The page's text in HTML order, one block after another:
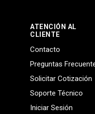
ATENCIÓN AL
CLIENTE
Contacto
Preguntas
Solicitar Cotización
Soporte Técnico
Iniciar Sesión